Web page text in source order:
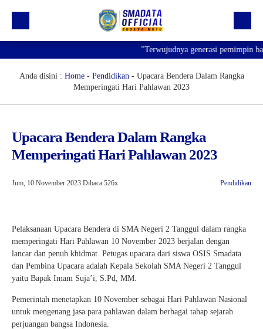
Profil
Informasi
Saluran Resmi WA
"Terwujudnya generasi pemimpin
Anda disini : Home- Pendidikan- Upacara Bendera Dalam Rangka
Memperingati Hari Pahlawan 2023
Upacara Bendera Dalam Rangka
Memperingati Hari Pahlawan 2023
Jum, 10 November 2023 Dibaca 526x Pendidikan
Pelaksanaan Upacara Bendera di SMA Negeri 2 Tanggul dalam rangka
memperingati Hari Pahlawan 10 November 2023 berjalan dengan
lancar dan penuh khidmat. Petugas upacara dari siswa OSIS Smadata
dan Pembina Upacara adalah Kepala Sekolah SMA Negeri 2 Tanggul
yaitu Bapak Imam Suja’i, S.Pd, MM.
Pemerintah menetapkan 10 November sebagai Hari Pahlawan Nasional
untuk mengenang jasa para pahlawan dalam berbagai tahap sejarah
perjuangan bangsa Indonesia.